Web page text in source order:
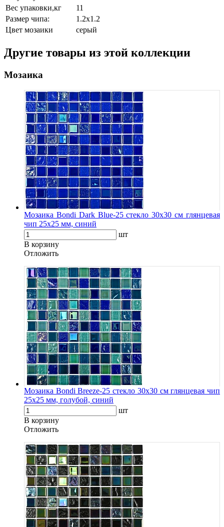
Вес упаковки,кг
11
Размер чипа:
1.2x1.2
Цвет мозаики
серый
Другие товары из этой коллекции
Мозаика
Мозаика Bondi Dark Blue-25 стекло 30х30 см глянцевая
чип 25х25 мм, синий
шт
В корзину
Oтложить
Мозаика Bondi Breeze-25 стекло 30х30 см глянцевая чип
25х25 мм, голубой, синий
шт
В корзину
Oтложить